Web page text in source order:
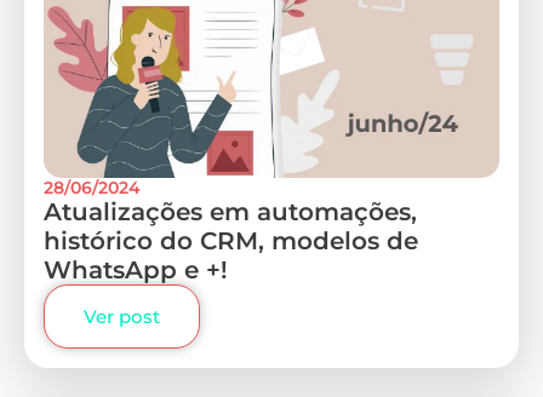
28/06/2024
Atualizações em automações,
histórico do CRM, modelos de
WhatsApp e +!
Ver post